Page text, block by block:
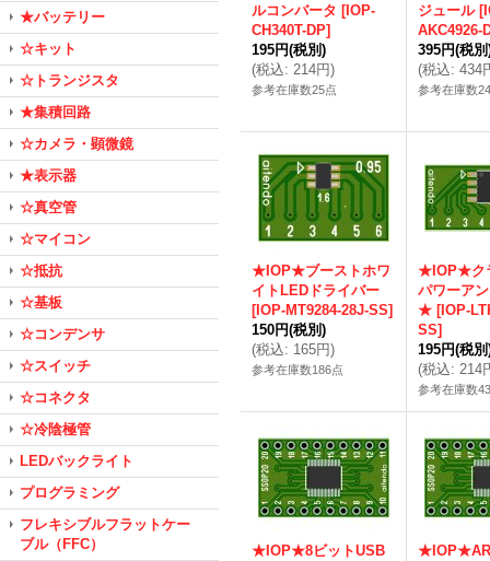
★バッテリー
☆キット
☆トランジスタ
★集積回路
☆カメラ・顕微鏡
★表示器
☆真空管
☆マイコン
☆抵抗
☆基板
☆コンデンサ
☆スイッチ
☆コネクタ
☆冷陰極管
LEDバックライト
プログラミング
フレキシブルフラットケー
ブル（FFC）
ルコンバータ [IOP-
CH340T-DP]
195円(税別)
(税込: 214円)
参考在庫数25点
ジュール [
AKC4926-
395円(税別
(税込: 434
参考在庫数
★IOP★ブーストホワ
イトLEDドライバー
[IOP-MT9284-28J-SS]
150円(税別)
(税込: 165円)
参考在庫数186点
★IOP★ク
パワーア
★ [IOP-
SS]
195円(税別
(税込: 214
参考在庫数
★IOP★8ビットUSB